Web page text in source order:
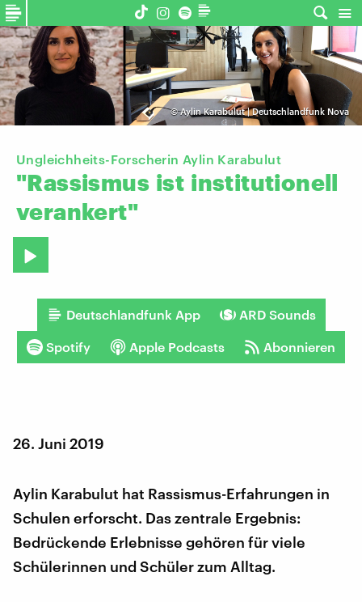
©Aylin Karabulut | Deutschlandfunk Nova
Ungleichheits-Forscherin Aylin Karabulut
"Rassismus ist institutionell
verankert"
Deutschlandfunk App ARD Sounds
Spotify Apple Podcasts Abonnieren
26. Juni 2019
Aylin Karabulut hat Rassismus-Erfahrungen in
Schulen erforscht. Das zentrale Ergebnis:
Bedrückende Erlebnisse gehören für viele
Schülerinnen und Schüler zum Alltag.